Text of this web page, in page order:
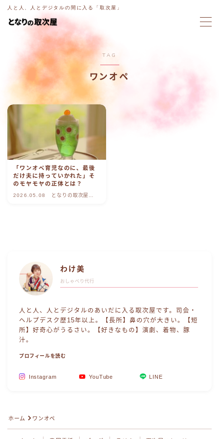
人と人、人とデジタルの間に入る「取次屋」
MENU
ホーム
意図電話
ブログ
ラジオ
取次屋ストーリー
TAG
ワンオペ
「ワンオペ育児なのに、最後
だけ夫に持っていかれた」そ
のモヤモヤの正体とは？
2026.05.08
となりの取次屋
わけ美
おしゃべり代行
人と人、人とデジタルのあいだに入る取次屋です。司会・
ヘルプデスク歴15年以上。【長所】鼻の穴が大きい。【短
所】好奇心がうるさい。【好きなもの】演劇、着物、豚
汁。
プロフィールを読む
Instagram YouTube LINE
ホーム ワンオペ